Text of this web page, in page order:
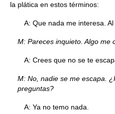
la plática en estos términos:
A: Que nada me interesa. Al
M: Pareces inquieto. Algo me
A: Crees que no se te
M: No, nadie se me escapa.
preguntas?
A: Ya no temo nada.